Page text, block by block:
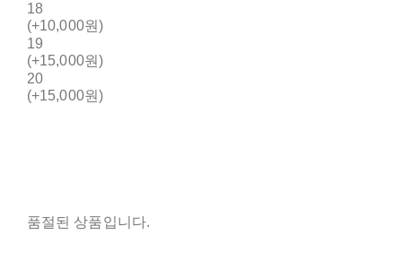
18
(+10,000원)
19
(+15,000원)
20
(+15,000원)
품절된 상품입니다.